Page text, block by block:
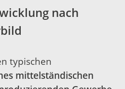
nach
typischen
mittelständischen